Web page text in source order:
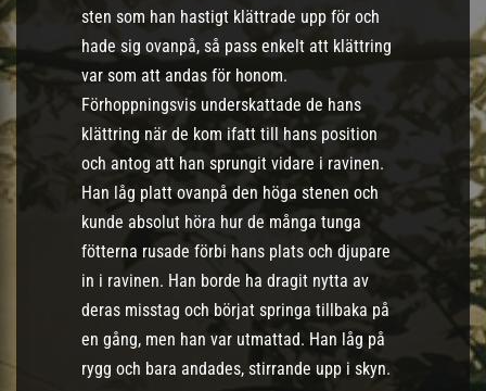
sten som han hastigt klättrade upp för och
hade sig ovanpå, så pass enkelt att klättring
var som att andas för honom.
Förhoppningsvis underskattade de hans
klättring när de kom ifatt till hans position
och antog att han sprungit vidare i ravinen.
Han låg platt ovanpå den höga stenen och
kunde absolut höra hur de många tunga
fötterna rusade förbi hans plats och djupare
in i ravinen. Han borde ha dragit nytta av
deras misstag och börjat springa tillbaka på
en gång, men han var utmattad. Han låg på
rygg och bara andades, stirrande upp i skyn.